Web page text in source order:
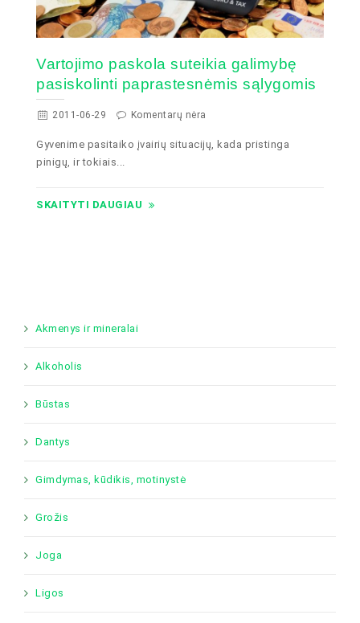
Vartojimo paskola suteikia galimybę
pasiskolinti paprastesnėmis sąlygomis
2011-06-29 Komentarų nėra
Gyvenime pasitaiko įvairių situacijų, kada pristinga
pinigų, ir tokiais...
SKAITYTI DAUGIAU
Akmenys ir mineralai
Alkoholis
Būstas
Dantys
Gimdymas, kūdikis, motinystė
Grožis
Joga
Ligos